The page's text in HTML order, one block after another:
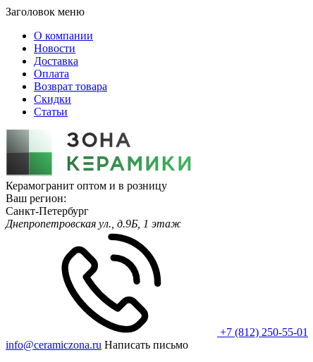
Заголовок меню
О компании
Новости
Доставка
Оплата
Возврат товара
Скидки
Статьи
Керамогранит оптом и в розницу
Ваш регион:
Санкт-Петербург
Днепропетровская ул., д.9Б, 1 этаж
+7 (812) 250-55-01
info@ceramiczona.ru Написать письмо